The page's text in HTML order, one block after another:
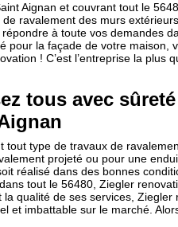
Aignan et couvrant tout le
de ravalement des murs
à toute vos demandes
pour la façade de votre maison,
! C’est l’entreprise la plus
tous avec
tout type de travaux de
projeté ou pour une
réalisé dans des bonnes
tout le 56480, Ziegler
la qualité de ses services,
et imbattable sur le marché.